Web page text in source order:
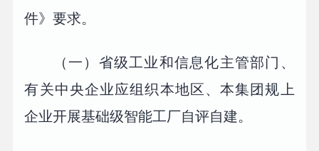
件》要求。
（一）省级工业和信息化主管部门、
有关中央企业应组织本地区、本集团规上
企业开展基础级智能工厂自评自建。